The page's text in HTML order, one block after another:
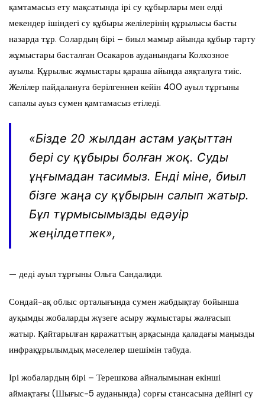
қамтамасыз ету мақсатында ірі су құбырлары мен елді
мекендер ішіндегі су құбыры желілерінің құрылысы басты
назарда тұр. Солардың бірі – биыл мамыр айында құбыр тарту
жұмыстары басталған Осакаров ауданындағы Колхозное
ауылы. Құрылыс жұмыстары қараша айында аяқталуға тиіс.
Желілер пайдалануға берілгеннен кейін 400 ауыл тұрғыны
сапалы ауыз сумен қамтамасыз етіледі.
«Бізде 20 жылдан астам уақыттан
бері су құбыры болған жоқ. Суды
ұңғымадан тасимыз. Енді міне, биыл
бізге жаңа су құбырын салып жатыр.
Бұл тұрмысымызды едәуір
жеңілдетпек»,
— деді ауыл тұрғыны Ольга Сандалиди.
Сондай-ақ облыс орталығында сумен жабдықтау бойынша
ауқымды жобаларды жүзеге асыру жұмыстары жалғасып
жатыр. Қайтарылған қаражаттың арқасында қаладағы маңызды
инфрақұрылымдық мәселелер шешімін табуда.
Ірі жобалардың бірі – Терешкова айналымынан екінші
аймақтағы (Шығыс-5 ауданында) сорғы стансасына дейінгі су